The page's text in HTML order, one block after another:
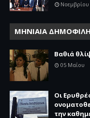
Νοεμβρίου
ΜΗΝΙΑΙΑ
Βαθιά
05 Μαΐου
Οι
την